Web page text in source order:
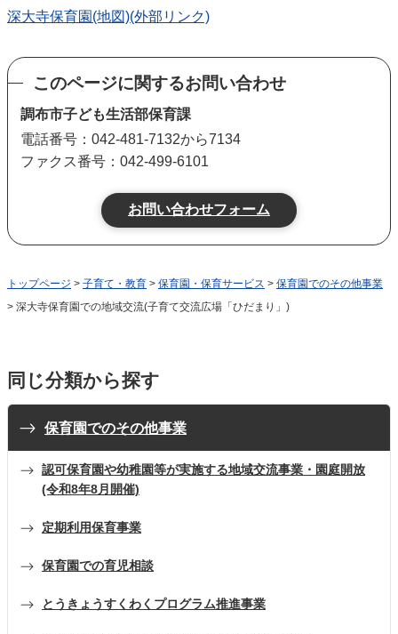
深大寺保育園(地図)(外部リンク)
このページに関するお問い合わせ
調布市子ども生活部保育課
電話番号：042-481-7132から7134
ファクス番号：042-499-6101
トップページ > 子育て・教育 > 保育園・保育サービス > 保育園でのその他事業
> 深大寺保育園での地域交流(子育て交流広場「ひだまり」)
同じ分類から探す
保育園でのその他事業
認可保育園や幼稚園等が実施する地域交流事業・園庭開放
(令和8年8月開催)
定期利用保育事業
保育園での育児相談
とうきょうすくわくプログラム推進事業